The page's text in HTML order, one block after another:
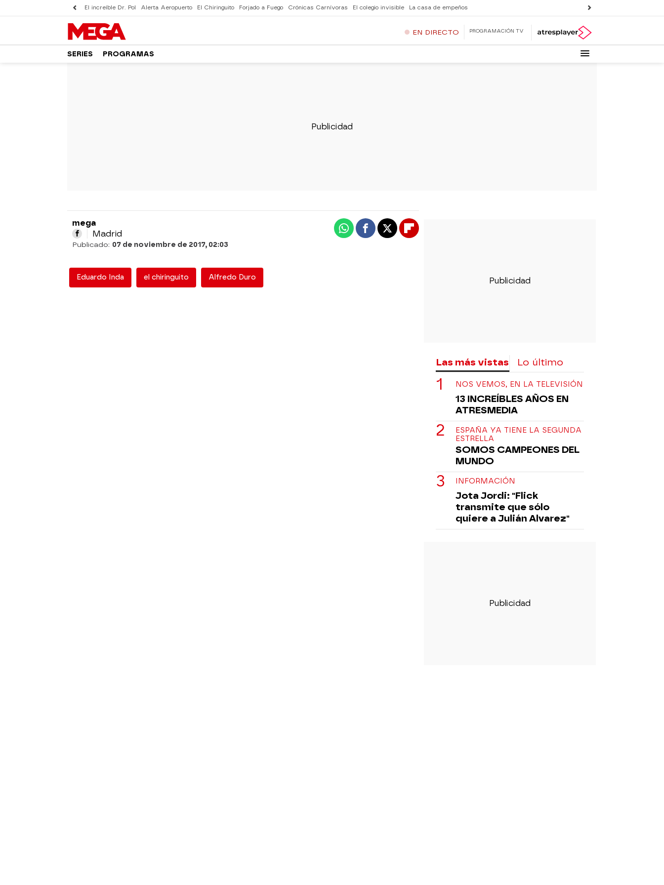
El increíble Dr. Pol Alerta Aeropuerto El Chiringuito Forjado a Fuego Crónicas Carnívoras El colegio invisible La casa de empeños
EN DIRECTO PROGRAMACIÓN TV
SERIES PROGRAMAS
mega
Madrid
Publicado: 07 de noviembre de 2017, 02:03
WhatsappFacebook
X Flipboard
Eduardo Inda el chiringuito Alfredo Duro
Las más vistas Lo último
NOS VEMOS, EN LA TELEVISIÓN
13 INCREÍBLES AÑOS EN
ATRESMEDIA
ESPAÑA YA TIENE LA SEGUNDA
ESTRELLA
SOMOS CAMPEONES DEL
MUNDO
INFORMACIÓN
Jota Jordi: "Flick
transmite que sólo
quiere a Julián Alvarez"